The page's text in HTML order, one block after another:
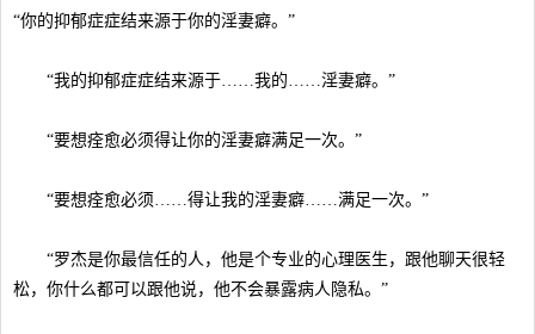
“你的抑郁症症结来源于你的淫妻癖。”
“我的抑郁症症结来源于……我的……淫妻癖。”
“要想痊愈必须得让你的淫妻癖满足一次。”
“要想痊愈必须……得让我的淫妻癖……满足一次。”
“罗杰是你最信任的人，他是个专业的心理医生，跟他聊天很轻
松，你什么都可以跟他说，他不会暴露病人隐私。”